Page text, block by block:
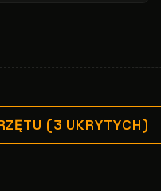
(3 UKRYTYCH)